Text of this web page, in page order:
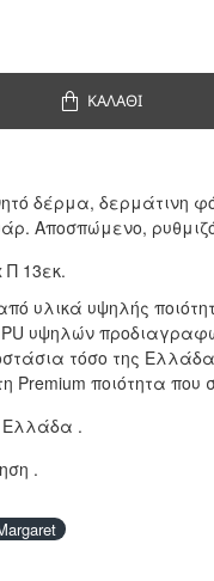
ΚΑΛΆΘΙ
δέρμα, δερμάτινη
Αποσπώμενο,
Π 13εκ.
υλικά υψηλής
υψηλών
τόσο της
Premium ποιότητα
Ελλάδα .
.